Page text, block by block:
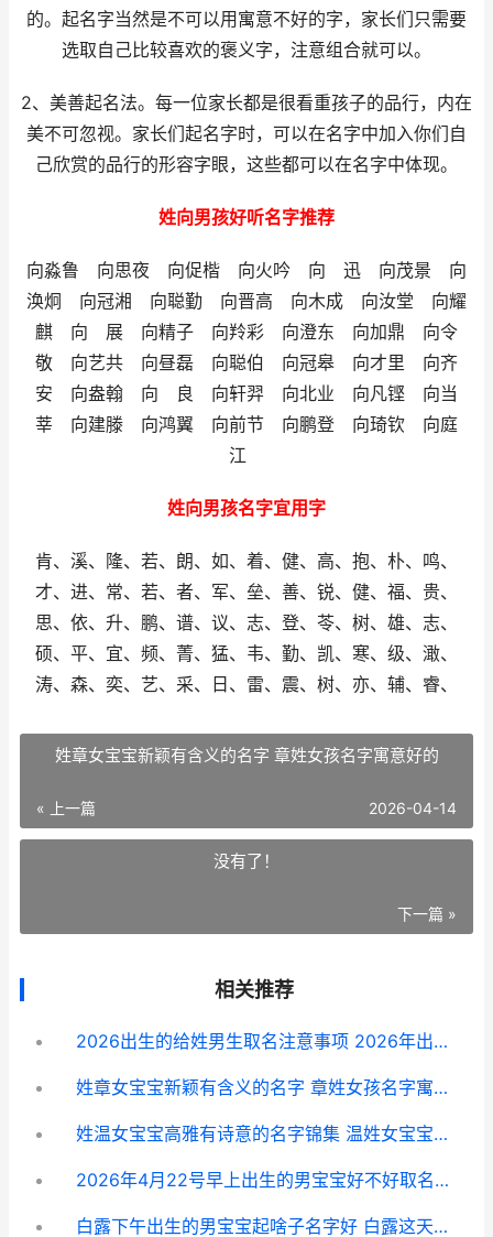
的。起名字当然是不可以用寓意不好的字，家长们只需要
选取自己比较喜欢的褒义字，注意组合就可以。
2、美善起名法。每一位家长都是很看重孩子的品行，内在
美不可忽视。家长们起名字时，可以在名字中加入你们自
己欣赏的品行的形容字眼，这些都可以在名字中体现。
姓向男孩好听名字推荐
向淼鲁 向思夜 向促楷 向火吟 向 迅 向茂景 向
涣炯 向冠湘 向聪勤 向晋高 向木成 向汝堂 向耀
麒 向 展 向精子 向羚彩 向澄东 向加鼎 向令
敬 向艺共 向昼磊 向聪伯 向冠皋 向才里 向齐
安 向盎翰 向 良 向轩羿 向北业 向凡铿 向当
莘 向建滕 向鸿翼 向前节 向鹏登 向琦钦 向庭
江
姓向男孩名字宜用字
肯、溪、隆、若、朗、如、着、健、高、抱、朴、鸣、
才、进、常、若、者、军、垒、善、锐、健、福、贵、
思、依、升、鹏、谱、议、志、登、苓、树、雄、志、
硕、平、宜、频、菁、猛、韦、勤、凯、寒、级、澉、
涛、森、奕、艺、采、日、雷、震、树、亦、辅、睿、
姓章女宝宝新颖有含义的名字 章姓女孩名字寓意好的
« 上一篇 2026-04-14
没有了！
下一篇 »
相关推荐
2026出生的给姓男生取名注意事项 2026年出生的孩子取名要带有什么的
姓章女宝宝新颖有含义的名字 章姓女孩名字寓意好的
姓温女宝宝高雅有诗意的名字锦集 温姓女宝宝起名大全
2026年4月22号早上出生的男宝宝好不好取名字 2026年04月22日
白露下午出生的男宝宝起啥子名字好 白露这天出生好吗